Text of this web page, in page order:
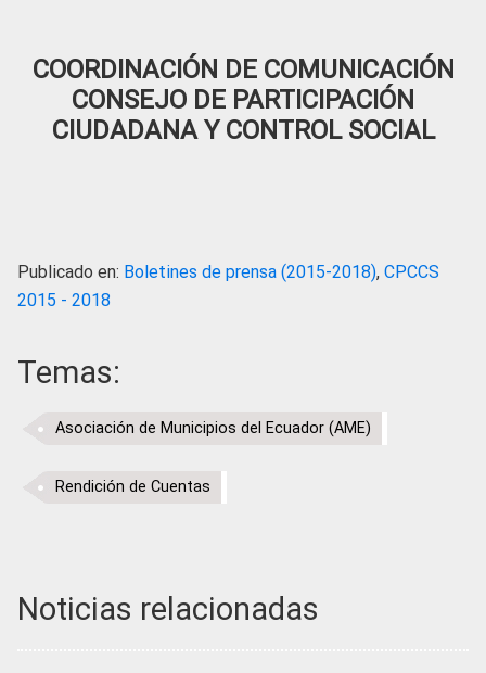
COORDINACIÓN DE COMUNICACIÓN
CONSEJO DE PARTICIPACIÓN
CIUDADANA Y CONTROL SOCIAL
Publicado en: Boletines de prensa (2015-2018), CPCCS
2015 - 2018
Temas:
Asociación de Municipios del Ecuador (AME)
Rendición de Cuentas
Noticias relacionadas